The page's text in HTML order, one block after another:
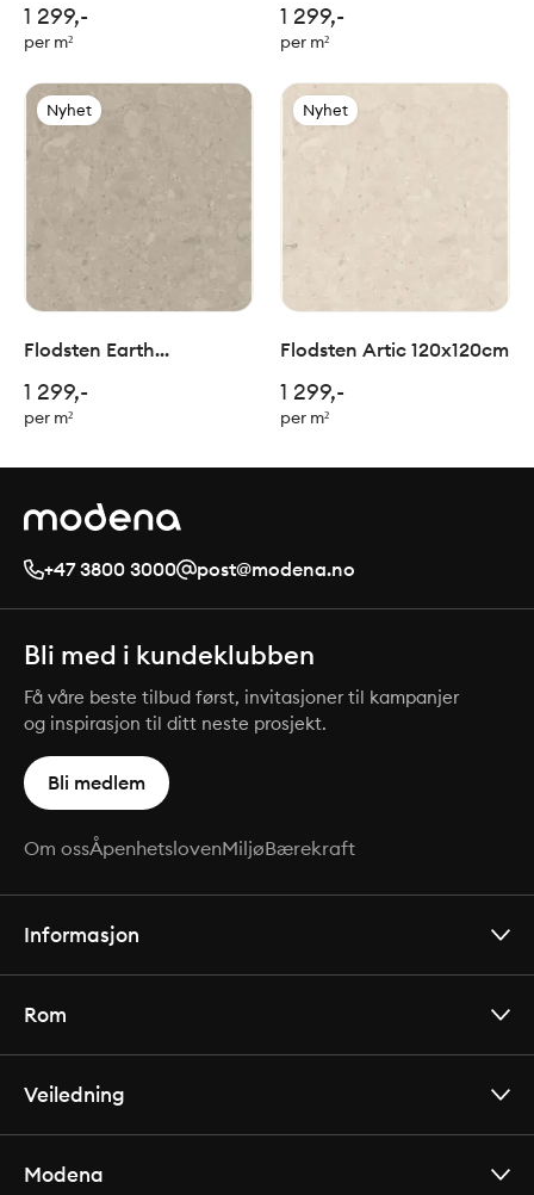
1 299,-
per m²
1 299,-
per m²
Nyhet
Flodsten Earth
1 299,-
per m²
Nyhet
Flodsten Artic 120x120cm
1 299,-
per m²
+47 3800 3000 post@modena.no
Bli med i kundeklubben
Få våre beste tilbud først, invitasjoner til kampanjer
og inspirasjon til ditt neste prosjekt.
Bli medlem
Om ossÅpenhetslovenMiljøBærekraft
Informasjon
Rom
Veiledning
Modena